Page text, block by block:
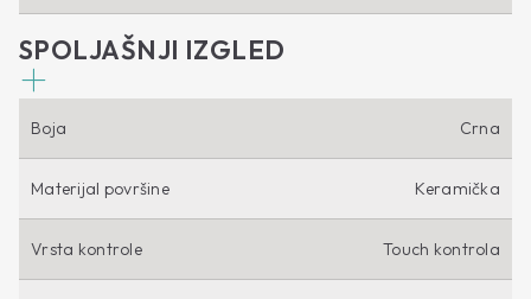
SPOLJAŠNJI IZGLED
Boja Crna
Materijal površine Keramička
Vrsta kontrole Touch kontrola